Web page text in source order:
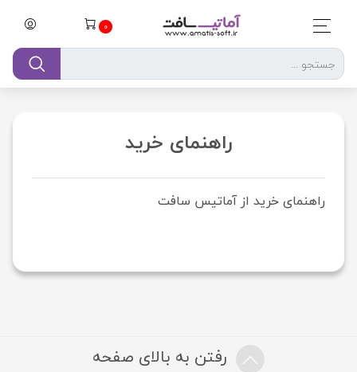
0
راهنمای خرید
راهنمای خرید از آماتیس سافت
رفتن به بالای صفحه